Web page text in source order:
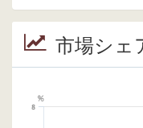
市場シェ